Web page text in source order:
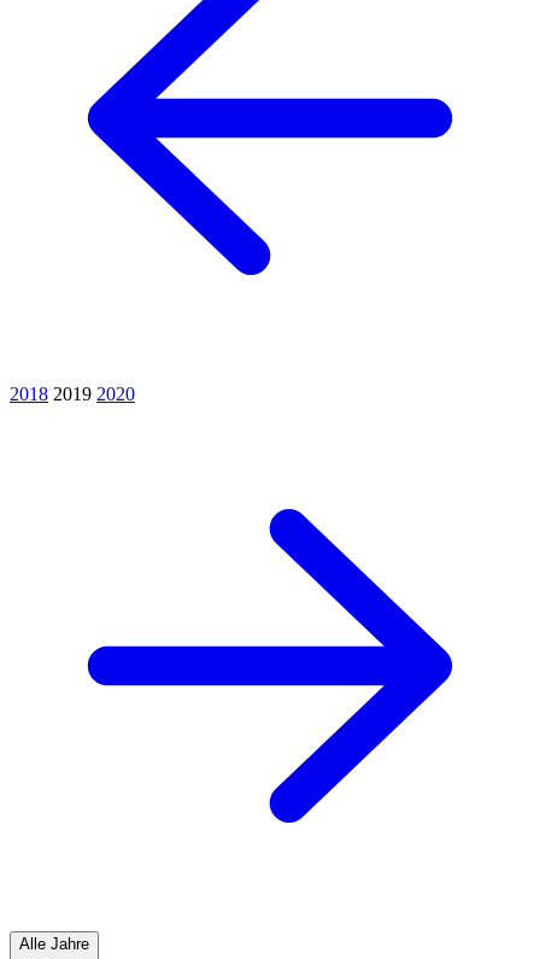
2018 2019 2020
Alle Jahre